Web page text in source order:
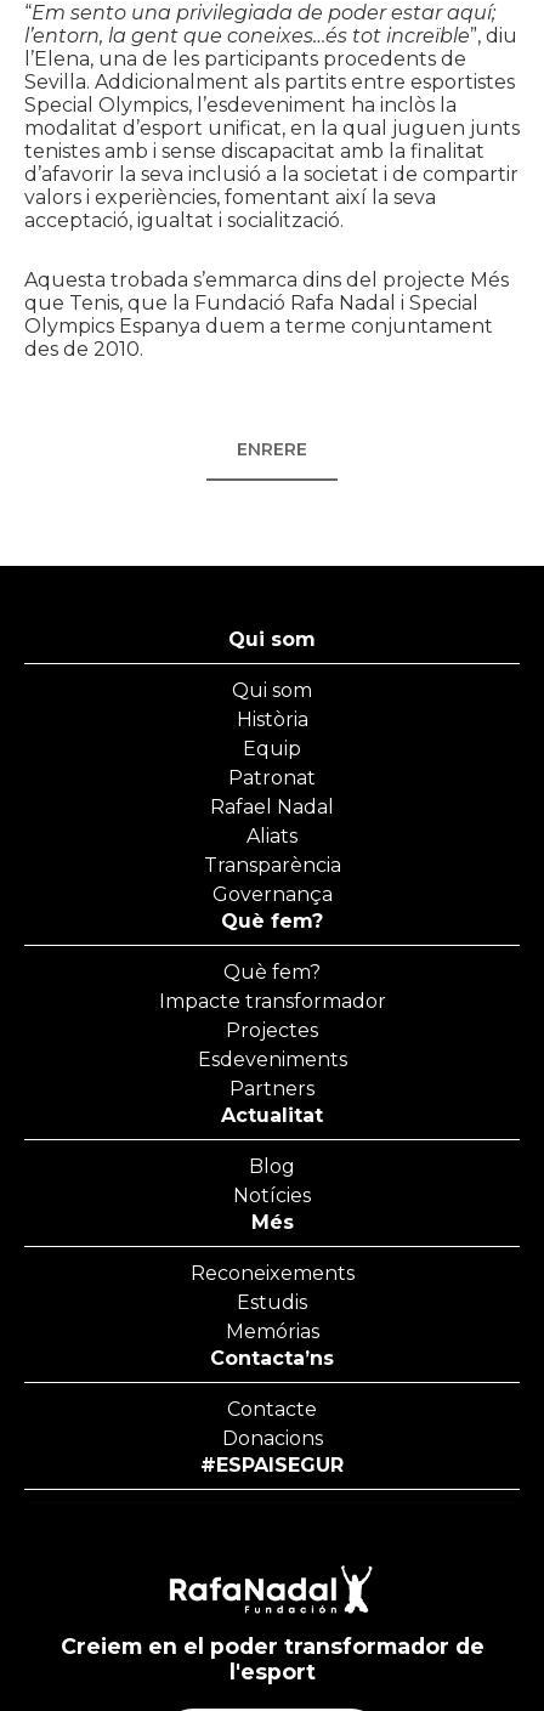
“Em sento una privilegiada de poder estar aquí;
l’entorn, la gent que coneixes…és tot increïble”, diu
l’Elena, una de les participants procedents de
Sevilla. Addicionalment als partits entre esportistes
Special Olympics, l’esdeveniment ha inclòs la
modalitat d’esport unificat, en la qual juguen junts
tenistes amb i sense discapacitat amb la finalitat
d’afavorir la seva inclusió a la societat i de compartir
valors i experiències, fomentant així la seva
acceptació, igualtat i socialització.
Aquesta trobada s’emmarca dins del projecte Més
que Tenis, que la Fundació Rafa Nadal i Special
Olympics Espanya duem a terme conjuntament
des de 2010.
ENRERE
Qui som
Qui som
Història
Equip
Patronat
Rafael Nadal
Aliats
Transparència
Governança
Què fem?
Què fem?
Impacte transformador
Projectes
Esdeveniments
Partners
Actualitat
Blog
Notícies
Més
Reconeixements
Estudis
Memórias
Contacta’ns
Contacte
Donacions
#ESPAISEGUR
Creiem en el poder transformador de
l'esport